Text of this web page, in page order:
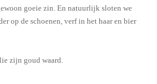
goeie zin. En natuurlijk sloten we
op de schoenen, verf in het haar en bier
zijn goud waard.